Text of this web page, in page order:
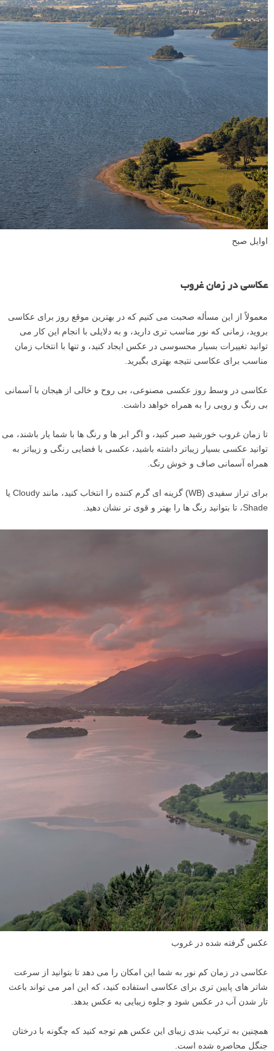
اوایل صبح
عکاسی در زمان غروب
معمولاً از این مسأله صحبت می کنیم که در بهترین موقع روز برای عکاسی
بروید، زمانی که نور مناسب تری دارید، و به دلایلی با انجام این کار می
توانید تغییرات بسیار محسوسی در عکس ایجاد کنید، و تنها با انتخاب زمان
مناسب برای عکاسی نتیجه بهتری بگیرید.
عکاسی در وسط روز عکسی مصنوعی، بی روح و خالی از هیجان با آسمانی
بی رنگ و رویی را به همراه خواهد داشت.
تا زمان غروب خورشید صبر کنید، و اگر ابر ها و رنگ ها با شما یار باشند، می
توانید عکسی بسیار زیباتر داشته باشید، عکسی با فضایی رنگی و زیباتر به
همراه آسمانی صاف و خوش رنگ.
برای تراز سفیدی (WB) گزینه ای گرم کننده را انتخاب کنید، مانند Cloudy یا
Shade، تا بتوانید رنگ ها را بهتر و قوی تر نشان دهید.
عکس گرفته شده در غروب
عکاسی در زمان کم نور به شما این امکان را می دهد تا بتوانید از سرعت
شاتر های پایین تری برای عکاسی استفاده کنید، که این امر می تواند باعث
تار شدن آب در عکس شود و جلوه زیبایی به عکس بدهد.
همچنین به ترکیب بندی زیبای این عکس هم توجه کنید که چگونه با درختان
جنگل محاصره شده است.